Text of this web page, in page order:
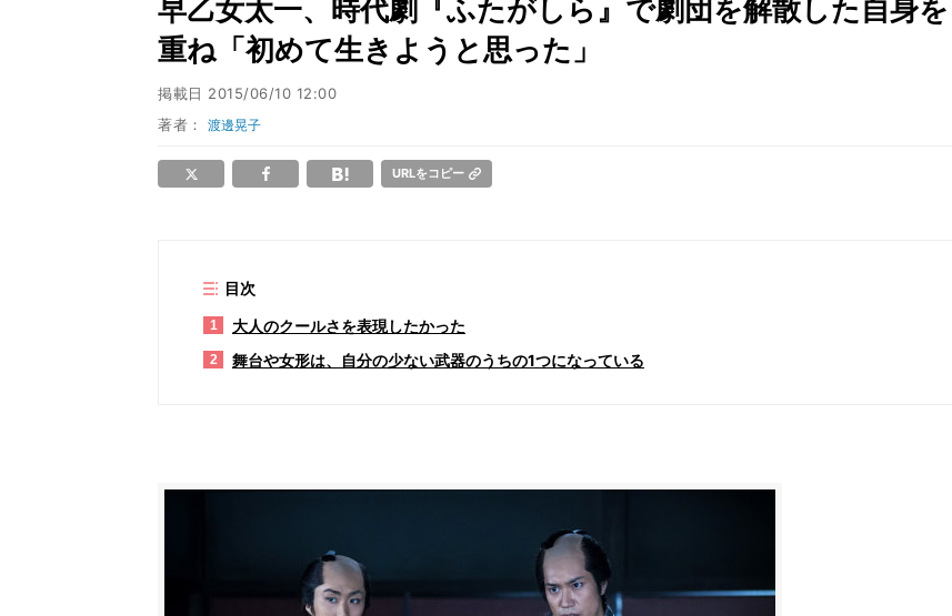
早乙女太一、時代劇『ふたがしら』で劇団を解散した自身を
重ね「初めて生きようと思った」
掲載日 2015/06/10 12:00
著者：渡邊晃子
URLをコピー
目次
1 大人のクールさを表現したかった
2 舞台や女形は、自分の少ない武器のうちの1つになっている